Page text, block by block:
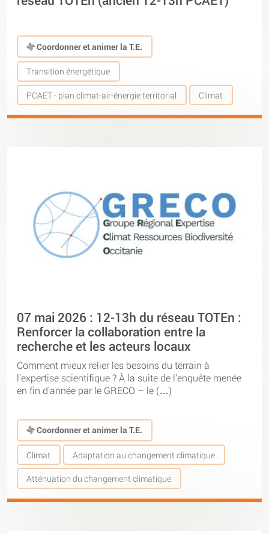
Coordonner et animer la T.E.
Transition énergétique
PCAET - plan climat-air-énergie territorial Climat
07 mai 2026 : 12-13h du réseau TOTEn :
Renforcer la collaboration entre la
recherche et les acteurs locaux
Comment mieux relier les besoins du terrain à
l’expertise scientifique ? À la suite de l’enquête menée
en fin d’année par le GRECO – le (…)
Coordonner et animer la T.E.
Climat Adaptation au changement climatique
Atténuation du changement climatique